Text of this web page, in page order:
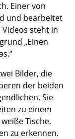
Einer von
und bearbeitet
steht in
„Einen
Bilder, die
der beiden
Sie
zu einem
Tische.
zu erkennen.